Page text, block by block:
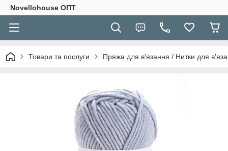
Novellohouse ОПТ
Товари та послуги Пряжа для в'язання / Нитки для